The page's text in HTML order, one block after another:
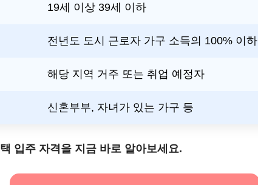
19세 이상 39세 이하
전년도 도시 근로자 가구 소득의 100% 이하
해당 지역 거주 또는 취업 예정자
신혼부부, 자녀가 있는 가구 등
입주 자격을 지금 바로 알아보세요.